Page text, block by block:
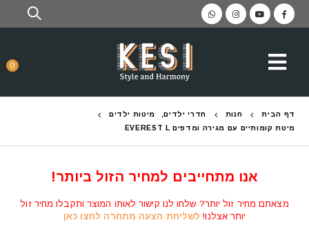
0
דף הבית חנות חדרי ילדים,
מיטות ילדים
מיטת קומותיים עם מגירה ומדפים EVEREST L
אנו מתחייבים למחיר הזול ביותר!
מצאתם מחיר זול יותר? שלחו לנו קישור לאותו המוצר ותקבלו מחיר זול
יותר אצלנו! לשליחת הצעה מתחרה לחצו כאן